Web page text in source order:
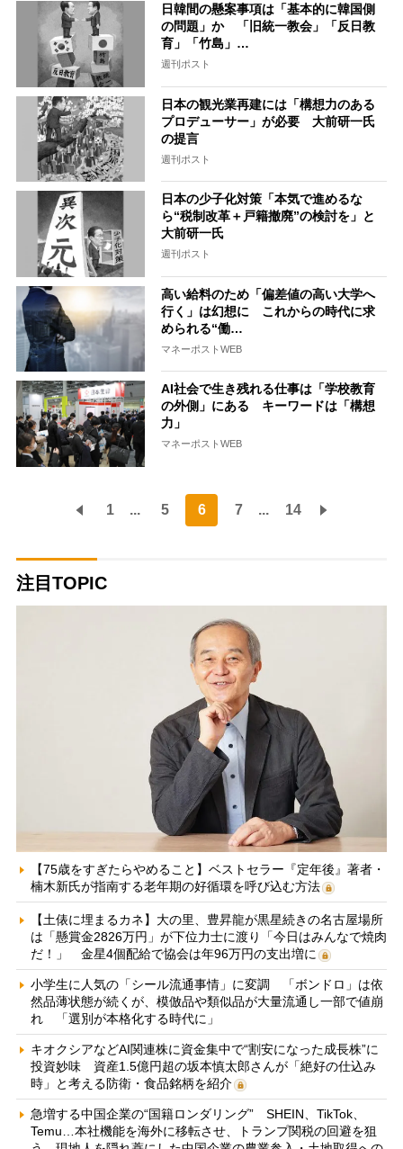
日韓間の懸案事項は「基本的に韓国側
の問題」か 「旧統一教会」「反日教
育」「竹島」…
週刊ポスト
日本の観光業再建には「構想力のある
プロデューサー」が必要 大前研一氏
の提言
週刊ポスト
日本の少子化対策「本気で進めるな
ら“税制改革＋戸籍撤廃”の検討を」と
大前研一氏
週刊ポスト
高い給料のため「偏差値の高い大学へ
行く」は幻想に これからの時代に求
められる“働…
マネーポストWEB
AI社会で生き残れる仕事は「学校教育
の外側」にある キーワードは「構想
力」
マネーポストWEB
1 ... 5 6 7 ... 14
注目TOPIC
【75歳をすぎたらやめること】ベストセラー『定年後』著者・
楠木新氏が指南する老年期の好循環を呼び込む方法
【土俵に埋まるカネ】大の里、豊昇龍が黒星続きの名古屋場所
は「懸賞金2826万円」が下位力士に渡り「今日はみんなで焼肉
だ！」 金星4個配給で協会は年96万円の支出増に
小学生に人気の「シール流通事情」に変調 「ボンドロ」は依
然品薄状態が続くが、模倣品や類似品が大量流通し一部で値崩
れ 「選別が本格化する時代に」
キオクシアなどAI関連株に資金集中で“割安になった成長株”に
投資妙味 資産1.5億円超の坂本慎太郎さんが「絶好の仕込み
時」と考える防衛・食品銘柄を紹介
急増する中国企業の“国籍ロンダリング” SHEIN、TikTok、
Temu…本社機能を海外に移転させ、トランプ関税の回避を狙